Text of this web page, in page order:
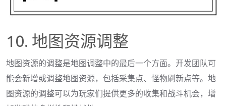
10. 地图资源调整
地图资源的调整是地图调整中的最后一个方面。开发团队可
能会新增或调整地图资源，包括采集点、怪物刷新点等。地
图资源的调整可以为玩家们提供更多的收集和战斗机会，增